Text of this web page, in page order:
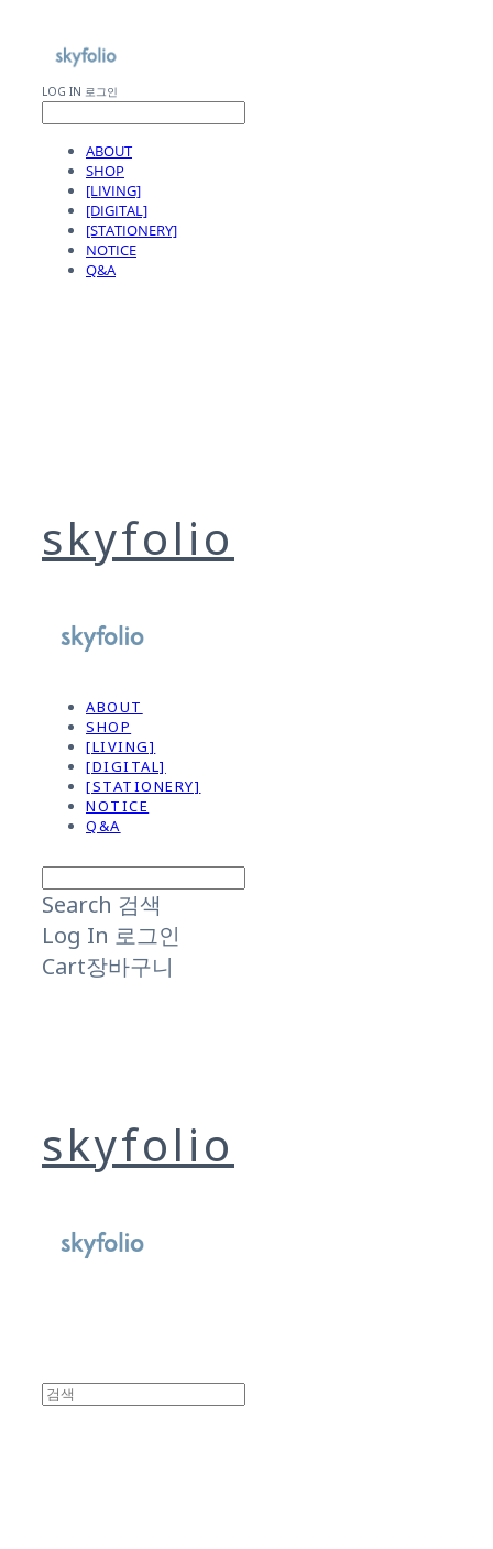
LOG IN 로그인
ABOUT
SHOP
[LIVING]
[DIGITAL]
[STATIONERY]
NOTICE
Q&A
skyfolio
ABOUT
SHOP
[LIVING]
[DIGITAL]
[STATIONERY]
NOTICE
Q&A
Search 검색
Log In 로그인
Cart장바구니
skyfolio